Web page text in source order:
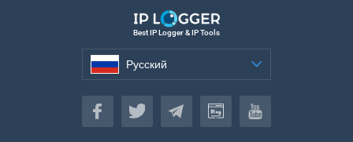
Best IP Logger & IP Tools
Русский
Русский